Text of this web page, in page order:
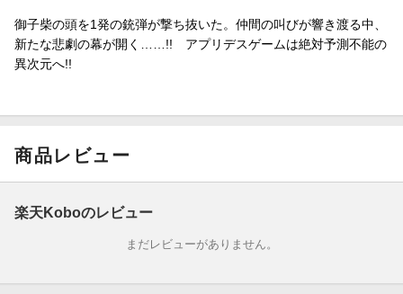
御子柴の頭を1発の銃弾が撃ち抜いた。仲間の叫びが響き渡る中、
新たな悲劇の幕が開く……!! アプリデスゲームは絶対予測不能の
異次元へ!!
商品レビュー
楽天Koboのレビュー
まだレビューがありません。